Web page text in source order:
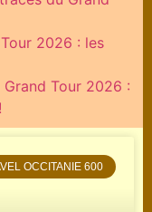
2026 : les
Grand Tour 2026 :
OCCITANIE 600